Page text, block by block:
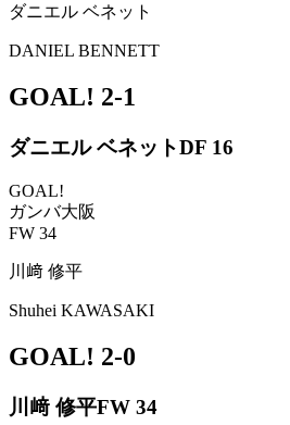
ダニエル ベネット
DANIEL BENNETT
GOAL! 2-1
ダニエル ベネットDF 16
GOAL!
ガンバ大阪
FW 34
川﨑 修平
Shuhei KAWASAKI
GOAL! 2-0
川﨑 修平FW 34